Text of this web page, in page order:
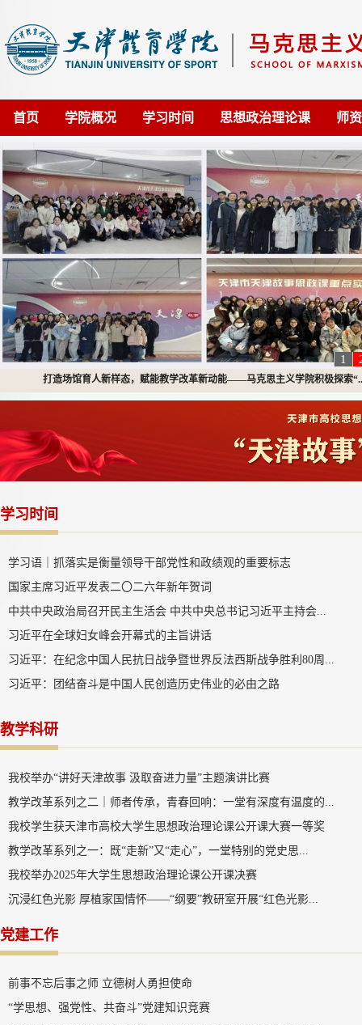
首页 学院概况 学习时间 思想政治理论课 师
1
我校举办“讲好天津故事 汲取奋进力量”主题演讲比赛
学习时间
学习语｜抓落实是衡量领导干部党性和政绩观的重要标志
国家主席习近平发表二〇二六年新年贺词
中共中央政治局召开民主生活会 中共中央总书记习近平主持会...
习近平在全球妇女峰会开幕式的主旨讲话
习近平：在纪念中国人民抗日战争暨世界反法西斯战争胜利80周...
习近平：团结奋斗是中国人民创造历史伟业的必由之路
教学科研
我校举办“讲好天津故事 汲取奋进力量”主题演讲比赛
教学改革系列之二｜师者传承，青春回响：一堂有深度有温度的...
我校学生获天津市高校大学生思想政治理论课公开课大赛一等奖
教学改革系列之一：既“走新”又“走心”，一堂特别的党史思...
我校举办2025年大学生思想政治理论课公开课决赛
沉浸红色光影 厚植家国情怀——“纲要”教研室开展“红色光影...
党建工作
前事不忘后事之师 立德树人勇担使命
“学思想、强党性、共奋斗”党建知识竞赛